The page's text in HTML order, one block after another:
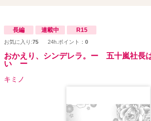
長編 連載中 R15
お気に入り:75 24h.ポイント： 0
おかえり、シンデレラ。ー 五十嵐社長
い ー
キミノ